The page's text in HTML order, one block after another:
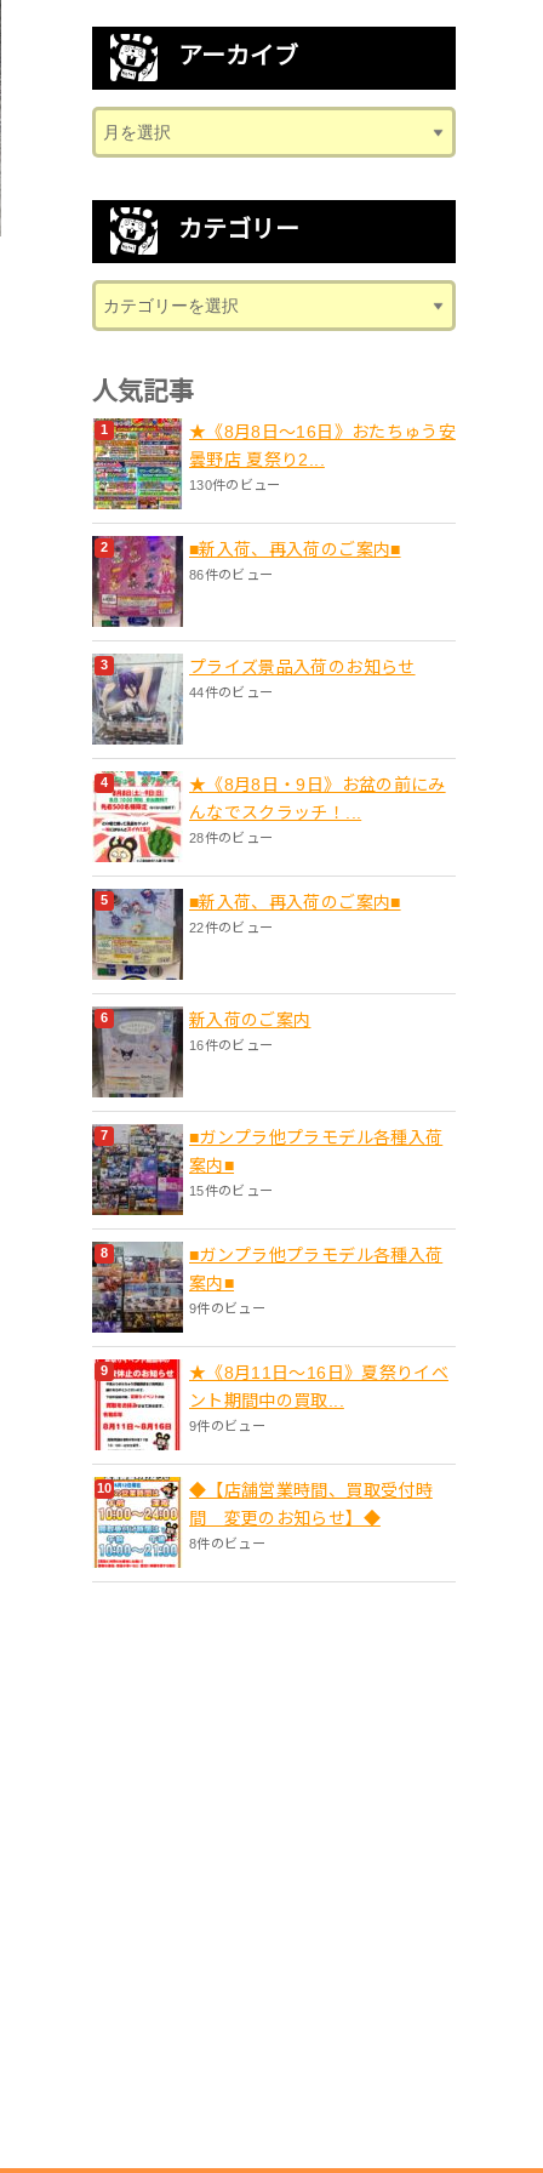
アーカイブ
カテゴリー
人気記事
★《8月8日～16日》おたちゅう安
曇野店 夏祭り2...
130件のビュー
■新入荷、再入荷のご案内■
86件のビュー
プライズ景品入荷のお知らせ
44件のビュー
★《8月8日・9日》お盆の前にみ
んなでスクラッチ！...
28件のビュー
■新入荷、再入荷のご案内■
22件のビュー
新入荷のご案内
16件のビュー
■ガンプラ他プラモデル各種入荷
案内■
15件のビュー
■ガンプラ他プラモデル各種入荷
案内■
9件のビュー
★《8月11日～16日》夏祭りイベ
ント期間中の買取...
9件のビュー
◆【店舗営業時間、買取受付時
間 変更のお知らせ】◆
8件のビュー